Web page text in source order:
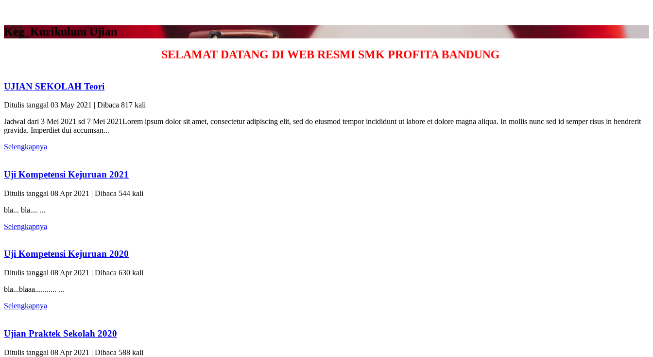
Keg_Kurikulum Ujian
SELAMAT DATANG DI WEB RESMI SMK PROFITA BANDUNG
UJIAN SEKOLAH Teori
Ditulis tanggal 03 May 2021 | Dibaca 817 kali
Jadwal dari 3 Mei 2021 sd 7 Mei 2021Lorem ipsum dolor sit amet, consectetur adipiscing elit, sed do eiusmod tempor incididunt ut labore et dolore magna aliqua. In mollis nunc sed id semper risus in hendrerit
gravida. Imperdiet dui accumsan...
Selengkapnya
Uji Kompetensi Kejuruan 2021
Ditulis tanggal 08 Apr 2021 | Dibaca 544 kali
bla... bla.... ...
Selengkapnya
Uji Kompetensi Kejuruan 2020
Ditulis tanggal 08 Apr 2021 | Dibaca 630 kali
bla...blaaa........... ...
Selengkapnya
Ujian Praktek Sekolah 2020
Ditulis tanggal 08 Apr 2021 | Dibaca 588 kali